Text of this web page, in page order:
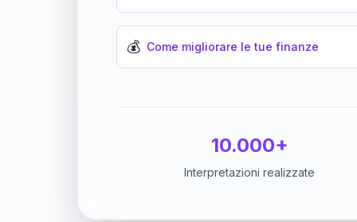
💰 Come migliorare le tue finanze
10.000+
Interpretazioni realizzate